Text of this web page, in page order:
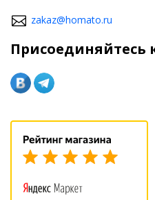
zakaz@homato.ru
Присоединяйтесь